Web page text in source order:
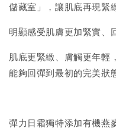
儲藏室」，讓肌底再現緊
明顯感受肌膚更加緊實、
肌底更緊緻、膚觸更年輕
能夠回彈到最初的完美狀
彈力日霜獨特添加有機燕